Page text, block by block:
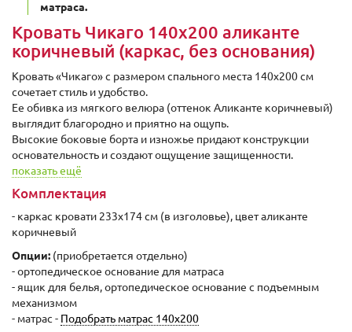
матраса.
Кровать Чикаго 140х200 аликанте
коричневый (каркас, без основания)
Кровать «Чикаго» с размером спального места 140х200 см
сочетает стиль и удобство.
Ее обивка из мягкого велюра (оттенок Аликанте коричневый)
выглядит благородно и приятно на ощупь.
Высокие боковые борта и изножье придают конструкции
основательность и создают ощущение защищенности.
показать ещё
Комплектация
- каркас кровати 233x174 см (в изголовье), цвет аликанте
коричневый
Опции: (приобретается отдельно)
- ортопедическое основание для матраса
- ящик для белья, ортопедическое основание с подъемным
механизмом
- матрас - Подобрать матрас 140х200